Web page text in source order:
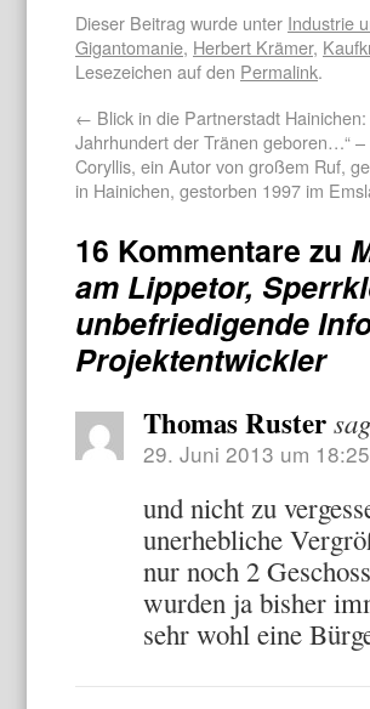
Dieser Beitrag wurde unter Industrie
Gigantomanie, Herbert Krämer,
Lesezeichen auf den Permalink.
← Blick in die Partnerstadt Hainichen:
Jahrhundert der Tränen geboren…“
Coryllis, ein Autor von großem Ruf,
in Hainichen, gestorben 1997 im
16 Kommentare zu
am Lippetor,
unbefriedigende
Projektentwickler
Thomas Ruster
29. Juni 2013 um 18:25
und nicht zu
unerhebliche
nur noch 2
wurden ja bisher
sehr wohl eine